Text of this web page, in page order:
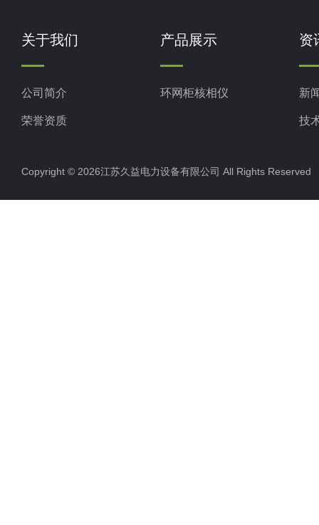
关于我们
公司简介
荣誉资质
产品展示
环网柜核相仪
资
新
技
Copyright © 2026江苏久益电力设备有限公司 All Rights